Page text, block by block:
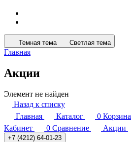
Темная тема Светлая тема
Главная
Акции
Элемент не найден
Назад к списку
Главная
Каталог 0 Корзина
Кабинет
0 Сравнение Акции
+7 (4212) 64-01-23